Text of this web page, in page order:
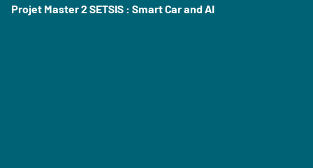
Projet Master 2 SETSIS : Smart Car and AI